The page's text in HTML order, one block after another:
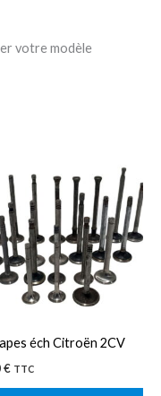
votre modèle
éch Citroën 2CV
€ TTC
a